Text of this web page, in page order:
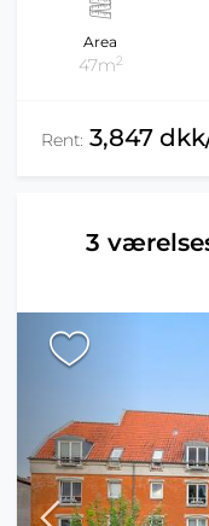
Area
47m2
Rent: 3,847
3